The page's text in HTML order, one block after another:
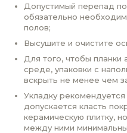
Допустимый перепад
обязательно
полов;
Высушите и очистите
Для того, чтобы
среде, упаковки с
вскрыть не менее чем
Укладку
допускается класть
керамическую плитку,
между ними